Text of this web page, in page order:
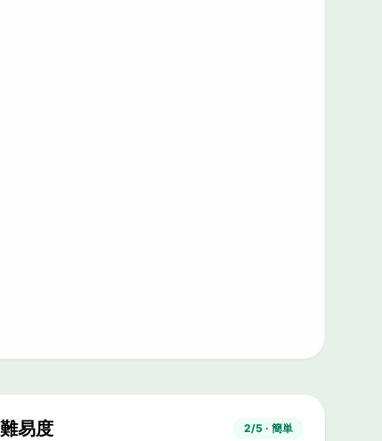
難易度 2/5 · 簡単